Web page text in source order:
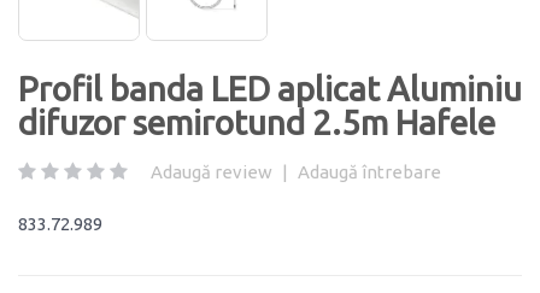
Profil banda LED aplicat Aluminiu
difuzor semirotund 2.5m Hafele
Adaugă review | Adaugă întrebare
833.72.989